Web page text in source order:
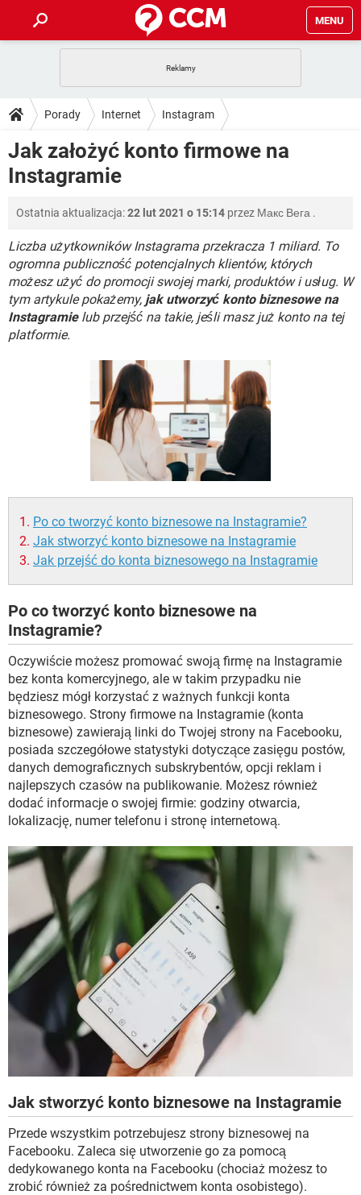
MENU
GRY WHATSAPP
SPOTIFY NETFLIX
INSTAGRAM
PORADY
PlayStation TIKTOK
GRY WHATSAPP
INSTAGRAM FACEBOOK
WINDOWS 10
DO POBRANIA
ANDROID
INSTAGRAM FACEBOOK
WINDOWS 10
FORUM
COVID-19 TIKTOK
GRY WHATSAPP
SPOTIFY NETFLIX
INSTAGRAM FACEBOOK
WINDOWS 10
TIKTOK
GRY WHATSAPP
SPOTIFY NETFLIX
INSTAGRAM
Porady Internet Instagram
Jak założyć konto firmowe na
Instagramie
Ostatnia aktualizacja:22 lut 2021 o 15:14 przez Макс Вега .
Liczba użytkowników Instagrama przekracza 1 miliard. To
ogromna publiczność potencjalnych klientów, których
możesz użyć do promocji swojej marki, produktów i usług. W
tym artykule pokażemy, jak utworzyć konto biznesowe na
Instagramielub przejść na takie, jeśli masz już konto na tej
platformie.
Po co tworzyć konto biznesowe na Instagramie?
Jak stworzyć konto biznesowe na Instagramie
Jak przejść do konta biznesowego na Instagramie
Po co tworzyć konto biznesowe na
Instagramie?
Oczywiście możesz promować swoją firmę na Instagramie
bez konta komercyjnego, ale w takim przypadku nie
będziesz mógł korzystać z ważnych funkcji konta
biznesowego. Strony firmowe na Instagramie (konta
biznesowe) zawierają linki do Twojej strony na Facebooku,
posiada szczegółowe statystyki dotyczące zasięgu postów,
danych demograficznych subskrybentów, opcji reklam i
najlepszych czasów na publikowanie. Możesz również
dodać informacje o swojej firmie: godziny otwarcia,
lokalizację, numer telefonu i stronę internetową.
Jak stworzyć konto biznesowe na Instagramie
Przede wszystkim potrzebujesz strony biznesowej na
Facebooku. Zaleca się utworzenie go za pomocą
dedykowanego konta na Facebooku (chociaż możesz to
zrobić również za pośrednictwem konta osobistego).